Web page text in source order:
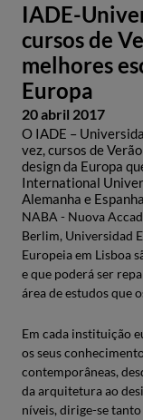
IADE-
cursos de
melhores
Europa
20 abril 2017
O IADE –
vez, cursos de
design da Europa
International
Alemanha e
NABA - Nuova
Berlim, Universidad
Europeia em Lisboa
e que poderá ser
área de estudos que
Em cada instituição
os seus
contemporâneas,
da arquitetura ao
níveis, dirige-se